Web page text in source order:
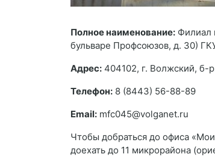
Полное наименование: Филиал
бульваре Профсоюзов, д. 30)
Адрес: 404102, г. Волжский, б-
Телефон: 8 (8443) 56-88-89
Email: mfc045@volganet.ru
Чтобы добраться до офиса
доехать до 11 микрорайона